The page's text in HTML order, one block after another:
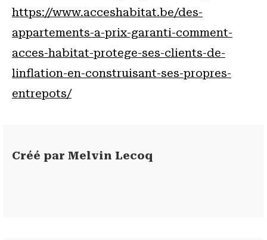
https://www.acceshabitat.be/des-
appartements-a-prix-garanti-comment-
acces-habitat-protege-ses-clients-de-
linflation-en-construisant-ses-propres-
entrepots/
Créé par Melvin Lecoq